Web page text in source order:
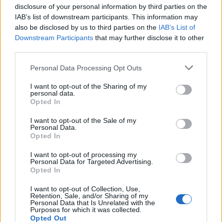
disclosure of your personal information by third parties on the
IAB’s list of downstream participants. This information may
also be disclosed by us to third parties on the IAB’s List of
Downstream Participants that may further disclose it to other
Personal Data Processing Opt Outs
I want to opt-out of the Sharing of my
personal data.
Opted In
I want to opt-out of the Sale of my
Personal Data.
Opted In
I want to opt-out of processing my
Personal Data for Targeted Advertising.
Opted In
I want to opt-out of Collection, Use,
Retention, Sale, and/or Sharing of my
Personal Data that Is Unrelated with the
Purposes for which it was collected.
Opted Out
NAŠOM BLOGU
Pripravte vašu pokožku
HODNOTENIE OBCHODU
Objednávala som po prvý
krát cez váš obchod. Tovar
bol doručený včas a v
poriadku . Prvá skúsenosť
Spokojnosť na 100%